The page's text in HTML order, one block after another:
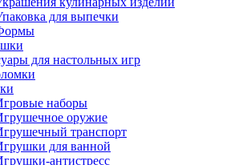
для выпечки
для настольных игр
наборы
оружие
транспорт
для ванной
антистресс